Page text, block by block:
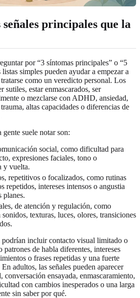
señales principales que la
por “3 síntomas principales” o “5
simples pueden ayudar a empezar a
como un veredicto personal. Los
sutiles, estar enmascarados, ser
o mezclarse con ADHD, ansiedad,
altas capacidades o diferencias de
gente suele notar son:
social, como dificultad para
expresiones faciales, tono o
y vuelta.
repetitivos o focalizados, como rutinas
repetidos, intereses intensos o angustia
planes.
de atención y regulación, como
sonidos, texturas, luces, olores, transiciones
podrían incluir contacto visual limitado o
patrones de habla diferentes, intereses
o frases repetidas y una fuerte
adultos, las señales pueden aparecer
conversación ensayada, enmascaramiento,
con cambios inesperados o una larga
sin saber por qué.